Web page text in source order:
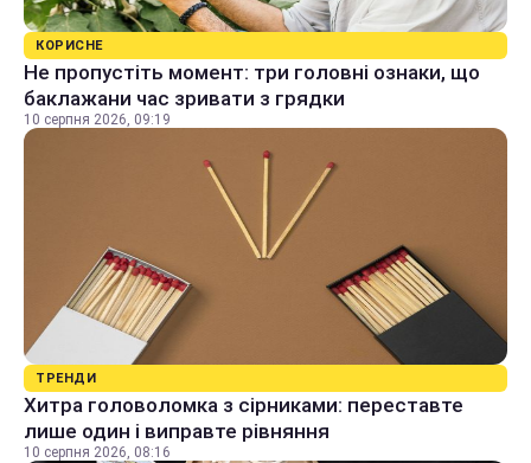
КОРИСНЕ
Не пропустіть момент: три головні ознаки, що
баклажани час зривати з грядки
10 серпня 2026, 09:19
ТРЕНДИ
Хитра головоломка з сірниками: переставте
лише один і виправте рівняння
10 серпня 2026, 08:16